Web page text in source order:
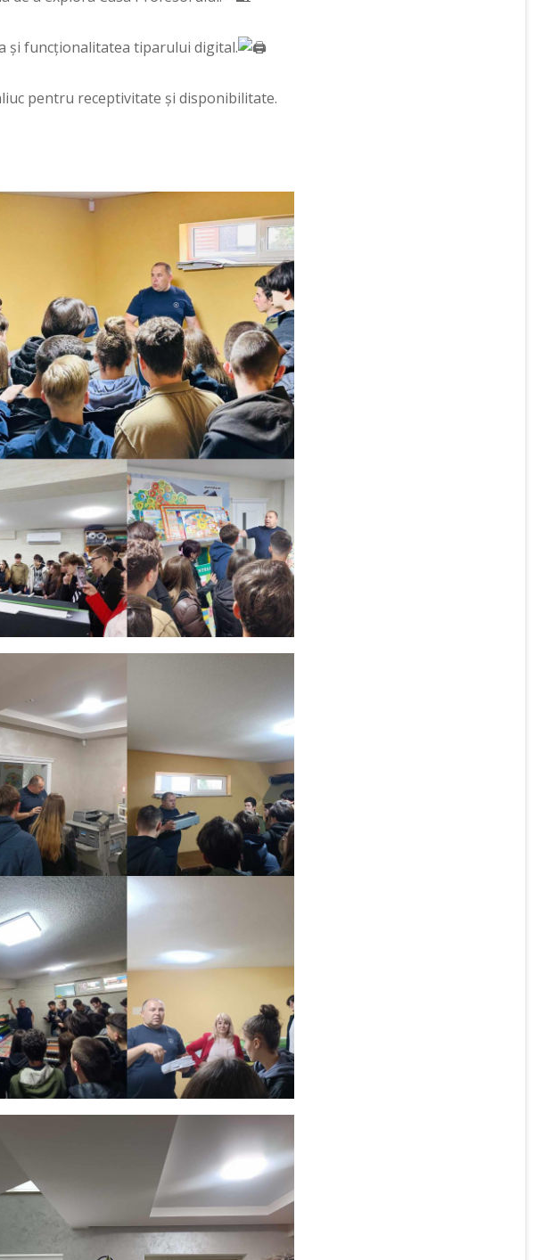
și funcționalitatea tiparului digital.
pentru receptivitate și disponibilitate.